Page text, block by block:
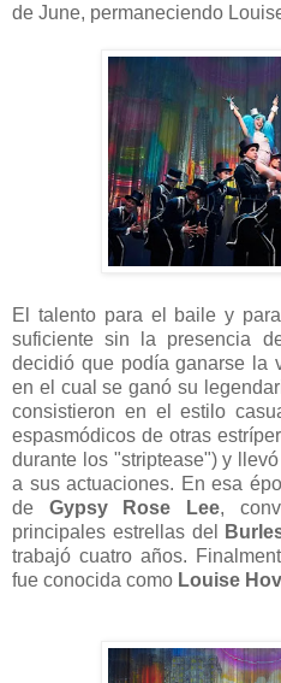
de June, permaneciendo
El talento para el baile y
suficiente sin la presencia
decidió que podía ganarse la
en el cual se ganó su
consistieron en el estilo
espasmódicos de otras
durante los "striptease") y
a sus actuaciones. En esa
de Gypsy Rose Lee,
principales estrellas del
trabajó cuatro años.
fue conocida como Louise